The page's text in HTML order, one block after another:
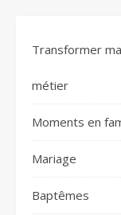
Transformer
métier
Moments en
Mariage
Baptêmes